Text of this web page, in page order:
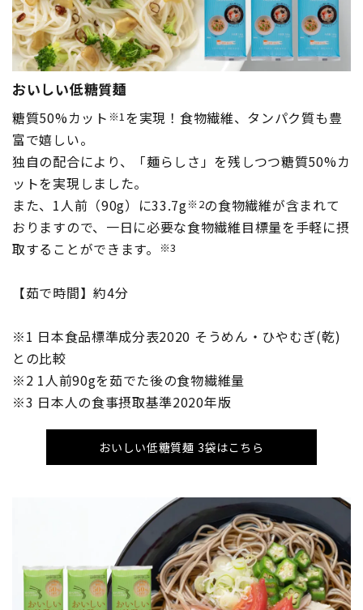
おいしい低糖質麺
糖質50%カット ※1 を実現！食物繊維、タンパク質も豊
富で嬉しい。
独自の配合により、「麺らしさ」を残しつつ糖質50%カ
ットを実現しました。
また、1人前（90g）に33.7g※2の食物繊維が含まれて
おりますので、一日に必要な食物繊維目標量を手軽に摂
取することができます。
※3
【茹で時間】約4分
※1 日本食品標準成分表2020 そうめん・ひやむぎ(乾)
との比較
※2 1人前90gを茹でた後の食物繊維量
※3 日本人の食事摂取基準2020年版
おいしい低糖質麺 3袋はこちら